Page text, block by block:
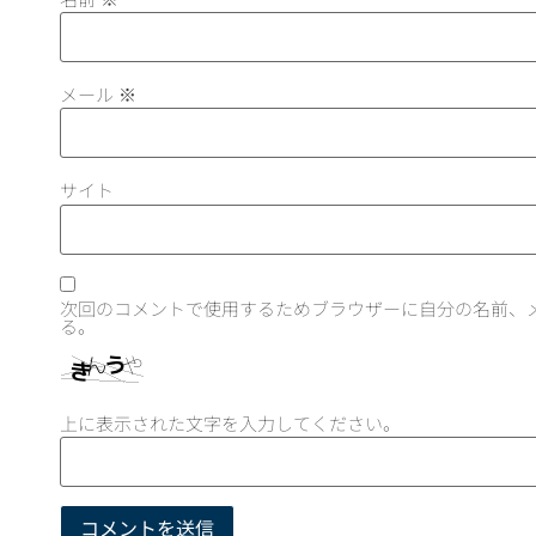
メール ※
サイト
次回のコメントで使用するためブラウザーに自分の名前、
る。
上に表示された文字を入力してください。